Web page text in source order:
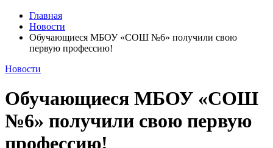
Главная
Новости
Обучающиеся МБОУ «СОШ №6» получили свою
первую профессию!
Новости
Обучающиеся МБОУ «СОШ
№6» получили свою первую
профессию!